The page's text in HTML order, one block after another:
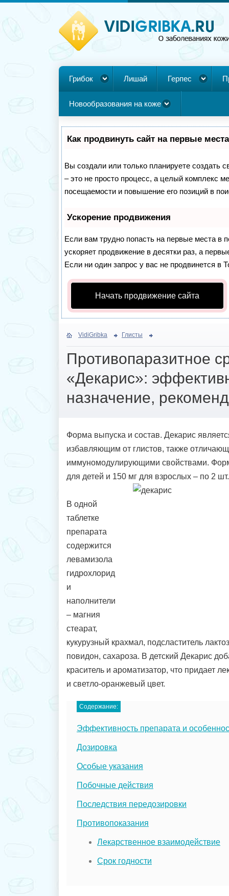
Грибок Лишай Герпес
Новообразования на коже
Как продвинуть сайт на первые
Вы создали или только планируете создать
– это не просто процесс, а целый комплекс
посещаемости и повышение его позиций в
Ускорение продвижения
Если вам трудно попасть на первые места в
ускоряет продвижение в десятки раз, а
Если ни один запрос у вас не продвинется в
Начать продвижение сайта
VidiGribka Глисты
Противопаразитное
«Декарис»:
назначение,
Форма выпуска и состав. Декарис
избавляющим от глистов, также
иммуномодулирующими свойствами.
для детей и 150 мг для взрослых – по 2
В одной
таблетке
препарата
содержится
левамизола
гидрохлорид
и
наполнители
– магния
стеарат,
кукурузный крахмал, подсластитель
повидон, сахароза. В детский Декарис
краситель и ароматизатор, что придает
и светло-оранжевый цвет.
Содержание:
Эффективность препарата и
Дозировка
Особые указания
Побочные действия
Последствия передозировки
Противопоказания
Лекарственное взаимодействие
Срок годности